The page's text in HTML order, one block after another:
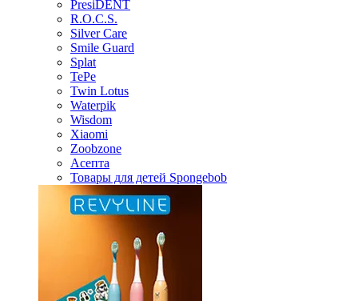
PresiDENT
R.O.C.S.
Silver Care
Smile Guard
Splat
TePe
Twin Lotus
Waterpik
Wisdom
Xiaomi
Zoobzone
Асепта
Товары для детей Spongebob